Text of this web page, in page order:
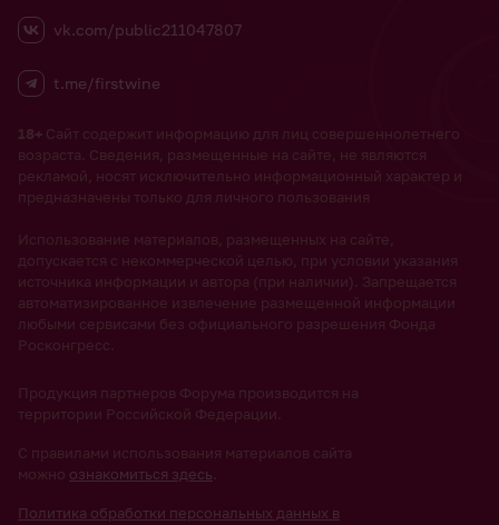
vk.com/public211047807
t.me/firstwine
18+ Сайт содержит информацию для лиц совершеннолетнего
возраста. Сведения, размещенные на сайте, не являются
рекламой, носят исключительно информационный характер и
предназначены только для личного пользования
Использование материалов, размещенных на сайте,
допускается с некоммерческой целью, при условии указания
источника информации и автора (при наличии). Запрещается
автоматизированное извлечение размещенной информации
любыми сервисами без официального разрешения Фонда
Росконгресс.
Продукция партнеров Форума производится на
территории Российской Федерации.
С правилами использования материалов сайта
можно ознакомиться здесь
Политика обработки персональных данных в